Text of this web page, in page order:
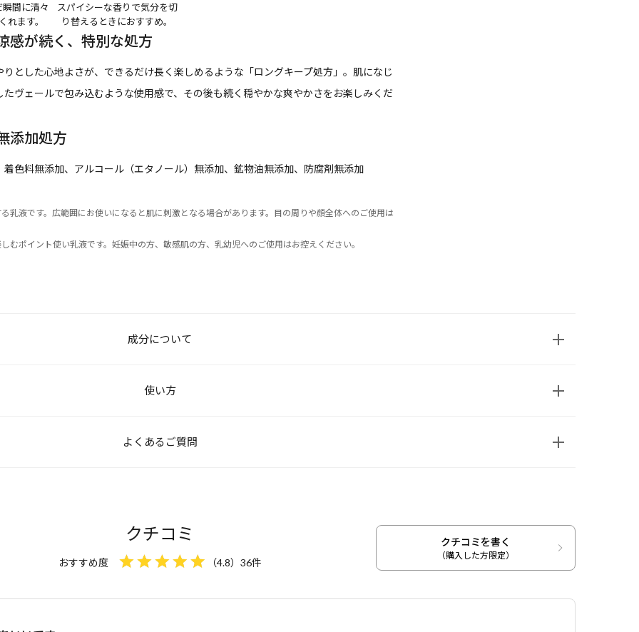
間に清々
れます。
スパイシーな香りで気分を切
り替えるときにおすすめ。
感が続く、特別な処方
りとした心地よさが、できるだけ長く楽しめるような「ロングキープ処方」。肌になじ
たヴェールで包み込むような使用感で、その後も続く穏やかな爽やかさをお楽しみくだ
添加処方
着色料無添加、アルコール（エタノール）無添加、鉱物油無添加、防腐剤無添加
乳液です。広範囲にお使いになると肌に刺激となる場合があります。目の周りや顔全体へのご使用は
むポイント使い乳液です。妊娠中の方、敏感肌の方、乳幼児へのご使用はお控えください。
成分について
リチン酸2K、トコフェロール、水酸化Na、エチルへキシルグリセリン
使い方
よくあるご質問
23号」を中心に、ユーカリやバジルのアロマをブレンドした爽やかな香りです。メントールを感じな
がおすすめですか？
クチコミ
おすすめ度 （4.8） 36件
クチコミを書く
（購入した方限定）